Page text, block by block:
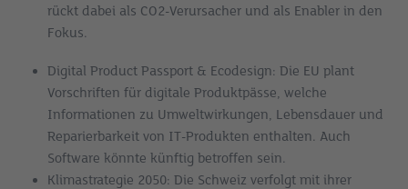
rückt dabei als CO2-Verursacher und als Enabler in den
Fokus.
Digital Product Passport & Ecodesign: Die EU plant
Vorschriften für digitale Produktpässe, welche
Informationen zu Umweltwirkungen, Lebensdauer und
Reparierbarkeit von IT-Produkten enthalten. Auch
Software könnte künftig betroffen sein.
Klimastrategie 2050: Die Schweiz verfolgt mit ihrer